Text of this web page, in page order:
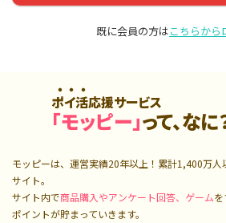
既に会員の方はこちらから
ポイ活応援サービス
「モッピー」って、なに
モッピーは、運営実績20年以上！累計1,400万人
サイト。
サイト内で商品購入やアンケート回答、ゲーム
ポイントが貯まっていきます。